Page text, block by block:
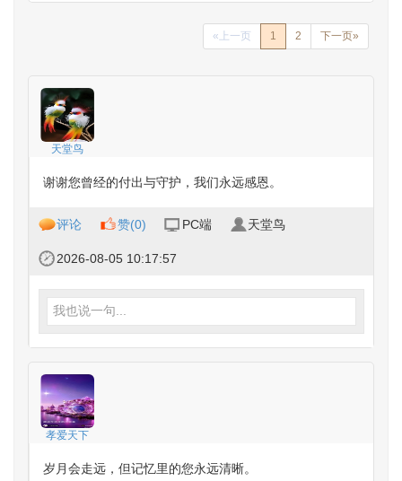
«上一页 1 2 下一页»
天堂鸟
谢谢您曾经的付出与守护，我们永远感恩。
评论 赞(0) PC端 天堂鸟
2026-08-05 10:17:57
我也说一句...
孝爱天下
岁月会走远，但记忆里的您永远清晰。